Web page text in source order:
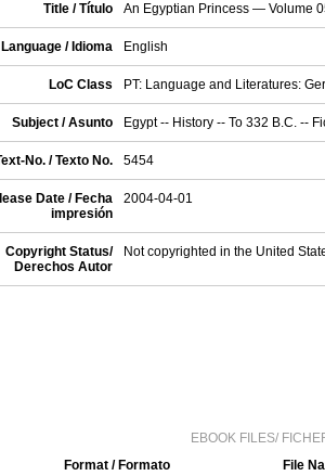
Title / Título An Egyptian Princess — Volume
Language / Idioma English
LoC Class PT: Language and Literatures:
Subject / Asunto Egypt -- History -- To 332 B.C. --
No. / Texto No. 5454
Date / Fecha
impresión
2004-04-01
Copyright Status/
Derechos Autor
Not copyrighted in the United
EBOOK FILES/
Format / Formato
File